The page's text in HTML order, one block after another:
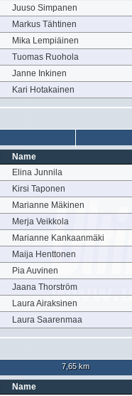
Juuso Simpanen
Markus Tähtinen
Mika Lempiäinen
Tuomas Ruohola
Janne Inkinen
Kari Hotakainen
Name
Elina Junnila
Kirsi Taponen
Marianne Mäkinen
Merja Veikkola
Marianne Kankaanmäki
Maija Henttonen
Pia Auvinen
Jaana Thorström
Laura Airaksinen
Laura Saarenmaa
7,65 km
Name